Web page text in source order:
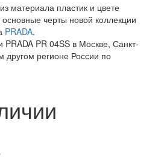
материала пластик и цвете
черты новой коллекции
PRADA.
PRADA PR 04SS в Москве, Санкт-
другом регионе России по